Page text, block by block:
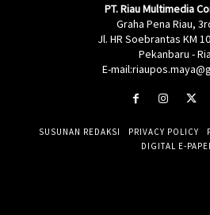
PT. Riau Multimedia
Graha Pena Riau,
Jl. HR Soebrantas KM
Pekanbaru -
E-
SUSUNAN REDAKSI PRIVACY POLICY
DIGITAL E-